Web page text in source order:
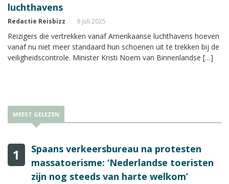
luchthavens
Redactie Reisbizz 9 juli 2025
Reizigers die vertrekken vanaf Amerikaanse luchthavens hoeven
vanaf nu niet meer standaard hun schoenen uit te trekken bij de
veiligheidscontrole. Minister Kristi Noem van Binnenlandse […]
MEEST GELEZEN
1
Spaans verkeersbureau na protesten
massatoerisme: ‘Nederlandse toeristen
zijn nog steeds van harte welkom’